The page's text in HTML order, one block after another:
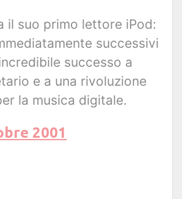
il suo primo lettore iPod:
successivi
successo a
e a una rivoluzione
la musica digitale.
2001